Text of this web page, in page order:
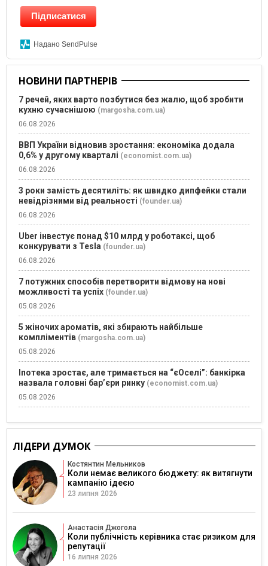
Підписатися
Надано SendPulse
НОВИНИ ПАРТНЕРІВ
7 речей, яких варто позбутися без жалю, щоб зробити
кухню сучаснішою (margosha.com.ua)
06.08.2026
ВВП України відновив зростання: економіка додала
0,6% у другому кварталі (economist.com.ua)
06.08.2026
3 роки замість десятиліть: як швидко дипфейки стали
невідрізними від реальності (founder.ua)
06.08.2026
Uber інвестує понад $10 млрд у роботаксі, щоб
конкурувати з Tesla (founder.ua)
06.08.2026
7 потужних способів перетворити відмову на нові
можливості та успіх (founder.ua)
05.08.2026
5 жіночих ароматів, які збирають найбільше
компліментів (margosha.com.ua)
05.08.2026
Іпотека зростає, але тримається на “єОселі”: банкірка
назвала головні бар’єри ринку (economist.com.ua)
05.08.2026
ЛІДЕРИ ДУМОК
Костянтин Мельников
Коли немає великого бюджету: як витягнути
кампанію ідеєю
23 липня 2026
Анастасія Джогола
Коли публічність керівника стає ризиком для
репутації
16 липня 2026